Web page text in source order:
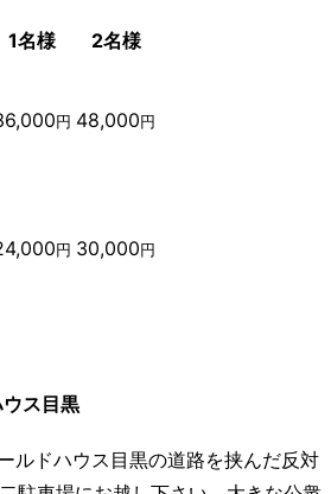
1名様 2名様
円 48,000円
円 30,000円
ス目黒
ルドハウス目黒の道路を挟んだ反対